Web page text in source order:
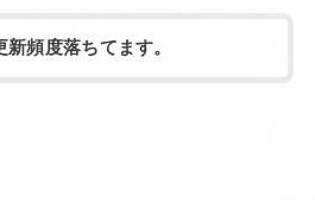
新頻度落ちてます。